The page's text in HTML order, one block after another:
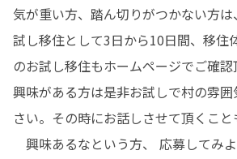
気が重い方、踏ん切りがつかない方
試し移住として3日から10日間、移住
のお試し移住もホームページでご確
興味がある方は是非お試しで村の雰
さい。その時にお話しさせて頂くこと
興味あるなという方、 応募してみ